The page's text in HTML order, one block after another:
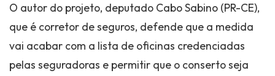
O autor do projeto, deputado Cabo Sabino (PR-CE),
que é corretor de seguros, defende que a medida
vai acabar com a lista de oficinas credenciadas
pelas seguradoras e permitir que o conserto seja